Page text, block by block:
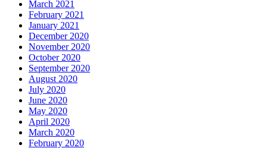
March 2021
February 2021
January 2021
December 2020
November 2020
October 2020
September 2020
August 2020
July 2020
June 2020
May 2020
April 2020
March 2020
February 2020